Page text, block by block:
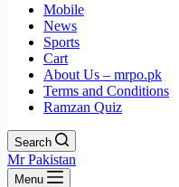
Mobile
News
Sports
Cart
About Us – mrpo.pk
Terms and Conditions
Ramzan Quiz
Search
Mr Pakistan
Menu